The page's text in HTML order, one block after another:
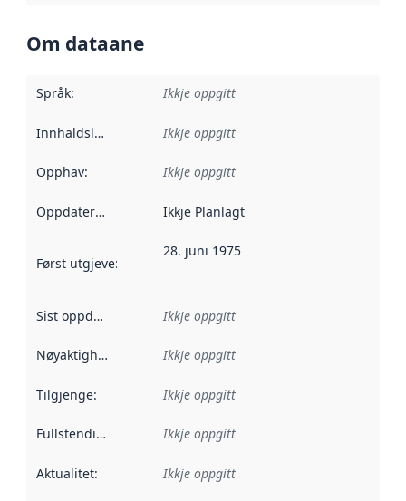
Om dataane
Språk: Ikkje oppgitt
Innhaldsleverandørar :
Ikkje oppgitt
Opphav: Ikkje oppgitt
Oppdateringsfrekvens :
Ikkje Planlagt
Først utgjeve: Denne datoen seier når dataa i dette
28. juni 1975
Sist oppdatert Ikkje oppgitt
Nøyaktigheit Ikkje oppgitt
Tilgjenge: Ikkje oppgitt
Fullstendigheit Ikkje oppgitt
Aktualitet: Ikkje oppgitt